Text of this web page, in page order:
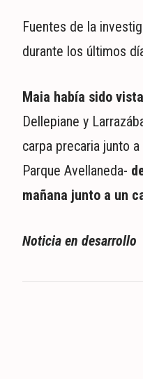
Fuentes de la
durante los últimos
Maia había sido
Dellepiane y
carpa precaria junto
Parque Avellaneda-
mañana junto a un
Noticia en desarrollo